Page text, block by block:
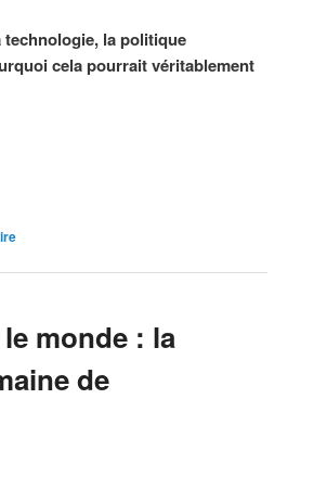
technologie, la politique
cela pourrait véritablement
monde : la
de